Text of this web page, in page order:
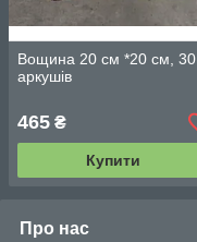
Вощина 20 см *20 см, 30
аркушів
465 ₴
Купити
Про нас